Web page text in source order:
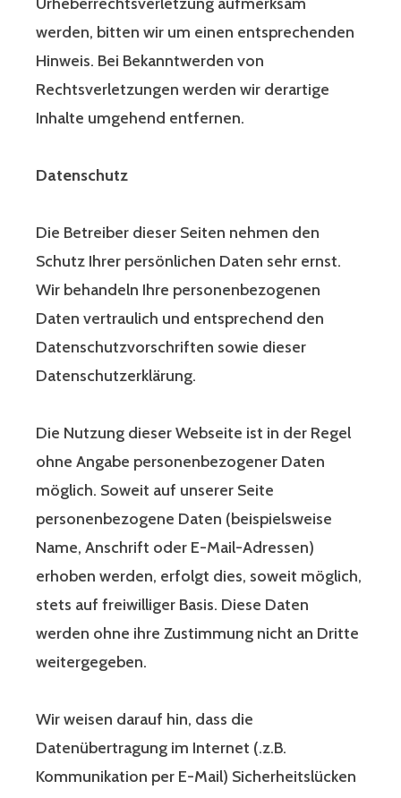
werden, bitten wir um einen entsprechenden
Hinweis. Bei Bekanntwerden von
Rechtsverletzungen werden wir derartige
Inhalte umgehend entfernen.
Datenschutz
Die Betreiber dieser Seiten nehmen den
Schutz Ihrer persönlichen Daten sehr ernst.
Wir behandeln Ihre personenbezogenen
Daten vertraulich und entsprechend den
Datenschutzvorschriften sowie dieser
Datenschutzerklärung.
Die Nutzung dieser Webseite ist in der Regel
ohne Angabe personenbezogener Daten
möglich. Soweit auf unserer Seite
personenbezogene Daten (beispielsweise
Name, Anschrift oder E-Mail-Adressen)
erhoben werden, erfolgt dies, soweit möglich,
stets auf freiwilliger Basis. Diese Daten
werden ohne ihre Zustimmung nicht an Dritte
weitergegeben.
Wir weisen darauf hin, dass die
Datenübertragung im Internet (.z.B.
Kommunikation per E-Mail) Sicherheitslücken